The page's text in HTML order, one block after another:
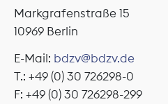
Markgrafenstraße 15
10969 Berlin
E-Mail: bdzv@bdzv.de
T.: +49 (0) 30 726298-0
F: +49 (0) 30 726298-299